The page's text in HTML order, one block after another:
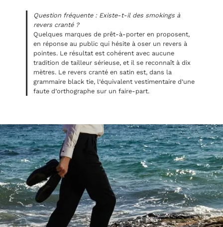
Question fréquente : Existe-t-il des smokings à
revers cranté ?
Quelques marques de prêt-à-porter en proposent,
en réponse au public qui hésite à oser un revers à
pointes. Le résultat est cohérent avec aucune
tradition de tailleur sérieuse, et il se reconnaît à dix
mètres. Le revers cranté en satin est, dans la
grammaire black tie, l’équivalent vestimentaire d’une
faute d’orthographe sur un faire-part.